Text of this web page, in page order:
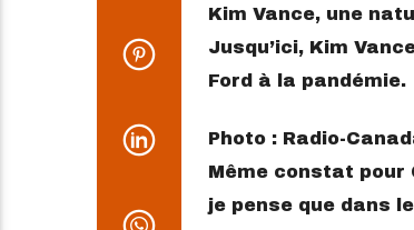
‌Kim‌ ‌Vance,‌ ‌une‌
Jusqu’ici, Kim
Ford à la pandémie.
Photo : Radio-
Même‌ ‌constat‌ ‌pour‌
‌je‌ ‌pense‌ ‌que‌ ‌dans‌